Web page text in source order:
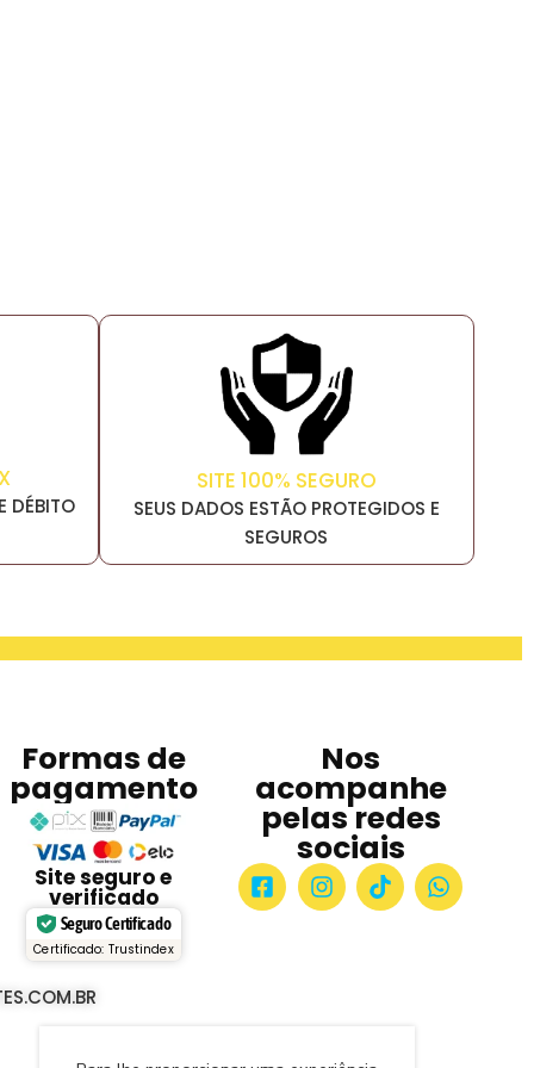
DÉBITO
SITE 100% SEGURO
SEUS DADOS ESTÃO PROTEGIDOS E
SEGUROS
Formas de
pagamento
Site seguro e
verificado
Seguro Certificado
Certificado: Trustindex
Nos
acompanhe
pelas redes
sociais